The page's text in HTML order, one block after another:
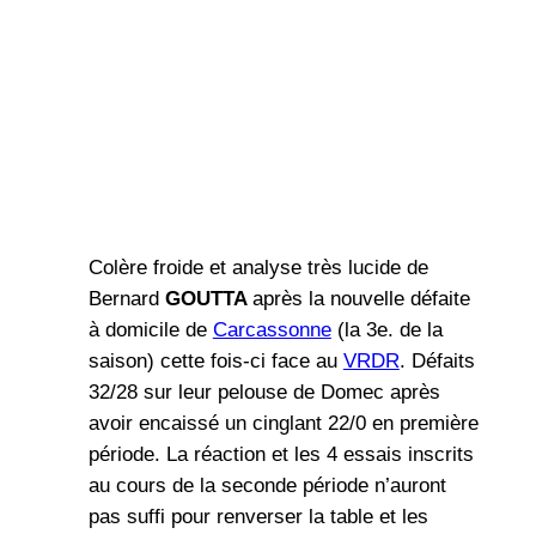
Colère froide et analyse très lucide de
Bernard GOUTTA après la nouvelle défaite
à domicile de Carcassonne(la 3e. de la
saison) cette fois-ci face au VRDR. Défaits
32/28 sur leur pelouse de Domec après
avoir encaissé un cinglant 22/0 en première
période. La réaction et les 4 essais inscrits
au cours de la seconde période n’auront
pas suffi pour renverser la table et les